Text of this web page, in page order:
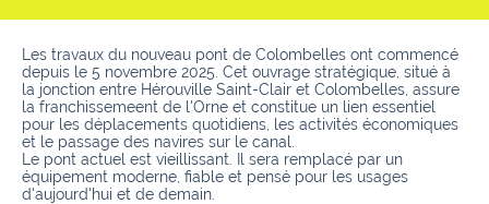
Les travaux du nouveau pont de Colombelles ont commencé
depuis le 5 novembre 2025. Cet ouvrage stratégique, situé à
la jonction entre Hérouville Saint-Clair et Colombelles, assure
la franchissemeent de l'Orne et constitue un lien essentiel
pour les déplacements quotidiens, les activités économiques
et le passage des navires sur le canal.
Le pont actuel est vieillissant. Il sera remplacé par un
équipement moderne, fiable et pensé pour les usages
d'aujourd'hui et de demain.